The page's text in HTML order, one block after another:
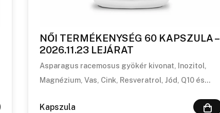
NŐI TERMÉKENYSÉG 60 KAPSZULA –
2026.11.23 LEJÁRAT
Asparagus racemosus gyökér kivonat, Inozitol,
Magnézium, Vas, Cink, Resveratrol, Jód, Q10 és…
Kapszula